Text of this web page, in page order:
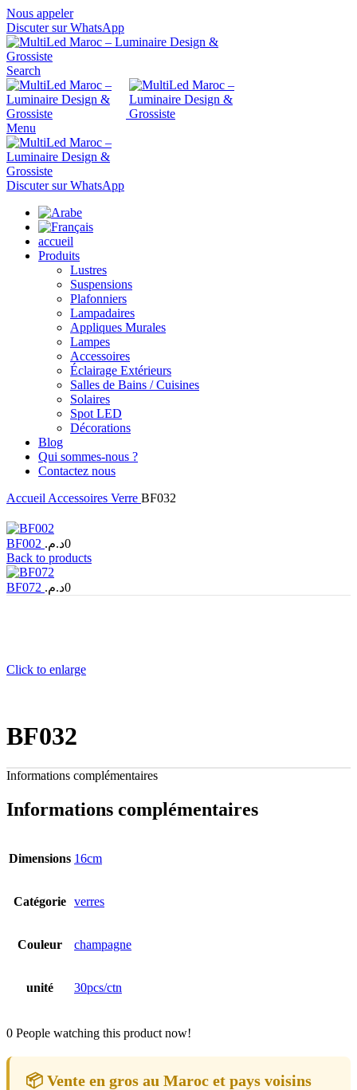
Nous appeler
Discuter sur WhatsApp
Search
Menu
Discuter sur WhatsApp
accueil
Produits
Lustres
Suspensions
Plafonniers
Lampadaires
Appliques Murales
Lampes
Accessoires
Éclairage Extérieurs
Salles de Bains / Cuisines
Solaires
Spot LED
Décorations
Blog
Qui sommes-nous ?
Contactez nous
Accueil Accessoires Verre BF032
BF002 0د.م.
Back to products
BF072 0د.م.
Click to enlarge
BF032
Informations complémentaires
Informations complémentaires
Dimensions 16cm
Catégorie verres
Couleur champagne
unité 30pcs/ctn
0 People watching this product now!
📦 Vente en gros au Maroc et pays voisins